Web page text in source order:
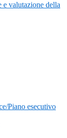
e valutazione della
Piano esecutivo